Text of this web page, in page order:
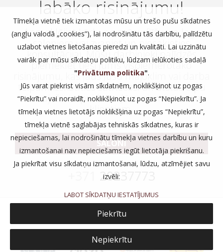
labāko risinājumu!
Apmeklējiet kādu no mūsu flīžu un logu
saloniem vai zvaniet un piesakieties
konsultācijai. Mūsu darbinieki palīdzēs
piemeklēt tieši Jums vispiemērotāko
risinājumu, kas ļaus Jūsu mājoklim vai darba
telpām izskatīties satriecoši un atstās elpu
aizraujošu iespaidu uz Jūsu ciemiņiem vai
klientiem.
SALONI
vai zvaniet:
20237773
Tīmekļa vietnē tiek izmantotas mūsu un trešo pušu sīkdatnes
(angļu valodā „cookies”), lai nodrošinātu tās darbību, palīdzētu
uzlabot vietnes lietošanas pieredzi un kvalitāti. Lai uzzinātu
vairāk par mūsu sīkdatņu politiku, lūdzam ielūkoties sadaļā
"Privātuma politika".
Jūs varat piekrist visām sīkdatnēm, noklikšķinot uz pogas
“Piekrītu” vai noraidīt, noklikšķinot uz pogas “Nepiekrītu”. Ja
tīmekļa vietnes lietotājs noklikšķina uz pogas “Nepiekrītu”,
tīmekļa vietnē saglabājas tehniskās sīkdatnes, kuras ir
nepieciešamas, lai nodrošinātu tīmekļa vietnes darbību un kuru
izmantošanai nav nepieciešams iegūt lietotāja piekrišanu.
Ja piekrītat visu sīkdatņu izmantošanai, lūdzu, atzīmējiet savu
izvēli:
LABOT SĪKDATŅU IESTATĪJUMUS
Piekrītu
Nepiekrītu